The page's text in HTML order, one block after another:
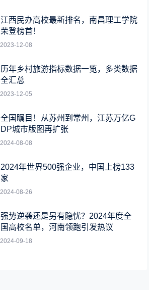
江西民办高校最新排名，南昌理工学院
荣登榜首！
2023-12-08
历年乡村旅游指标数据一览，多类数据
全汇总
2023-12-05
全国瞩目！从苏州到常州，江苏万亿G
DP城市版图再扩张
2024-08-08
2024年世界500强企业，中国上榜133
家
2024-08-26
强势逆袭还是另有隐忧？2024年度全
国高校名单，河南领跑引发热议
2024-09-18